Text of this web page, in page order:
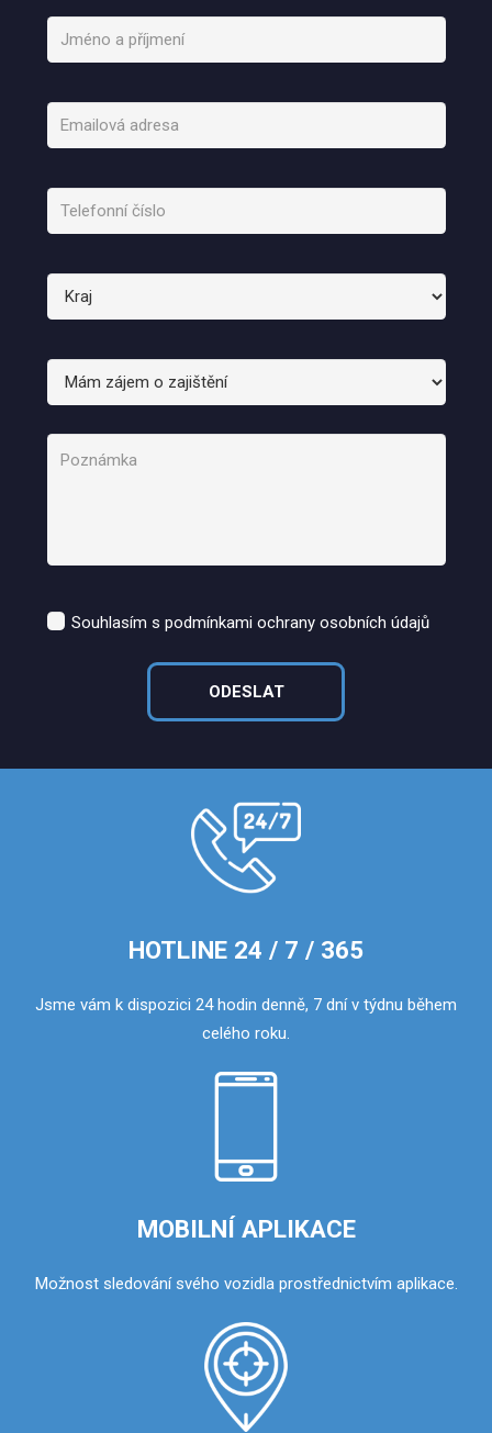
Souhlasím s podmínkami ochrany osobních údajů
HOTLINE 24 / 7 / 365
Jsme vám k dispozici 24 hodin denně, 7 dní v týdnu během
celého roku.
MOBILNÍ APLIKACE
Možnost sledování svého vozidla prostřednictvím aplikace.